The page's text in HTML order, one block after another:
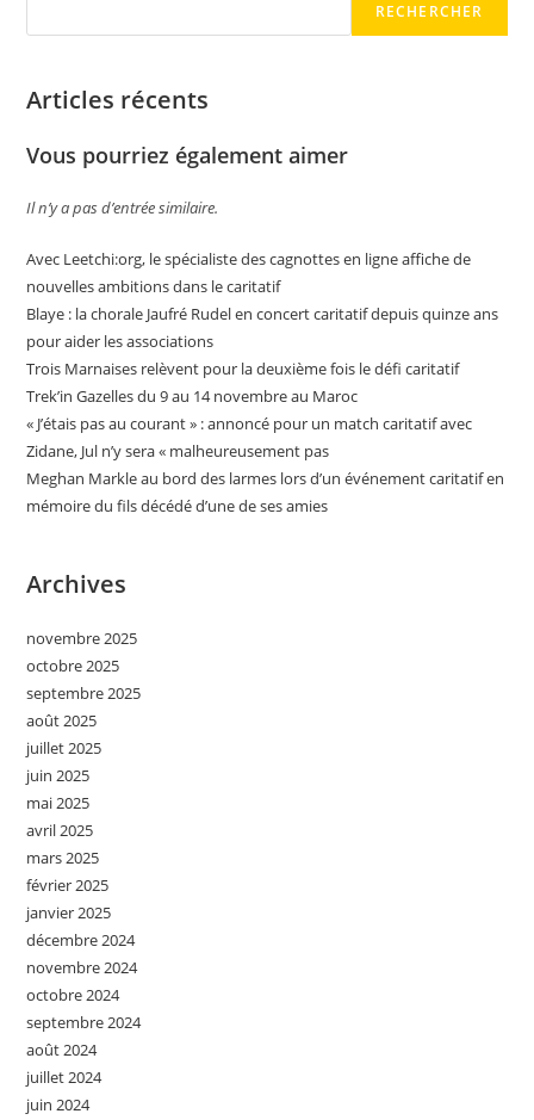
RECHERCHER
Articles récents
Vous pourriez également aimer
Il n’y a pas d’entrée similaire.
Avec Leetchi:org, le spécialiste des cagnottes en ligne affiche de
nouvelles ambitions dans le caritatif
Blaye : la chorale Jaufré Rudel en concert caritatif depuis quinze ans
pour aider les associations
Trois Marnaises relèvent pour la deuxième fois le défi caritatif
Trek’in Gazelles du 9 au 14 novembre au Maroc
« J’étais pas au courant » : annoncé pour un match caritatif avec
Zidane, Jul n’y sera « malheureusement pas
Meghan Markle au bord des larmes lors d’un événement caritatif en
mémoire du fils décédé d’une de ses amies
Archives
novembre 2025
octobre 2025
septembre 2025
août 2025
juillet 2025
juin 2025
mai 2025
avril 2025
mars 2025
février 2025
janvier 2025
décembre 2024
novembre 2024
octobre 2024
septembre 2024
août 2024
juillet 2024
juin 2024